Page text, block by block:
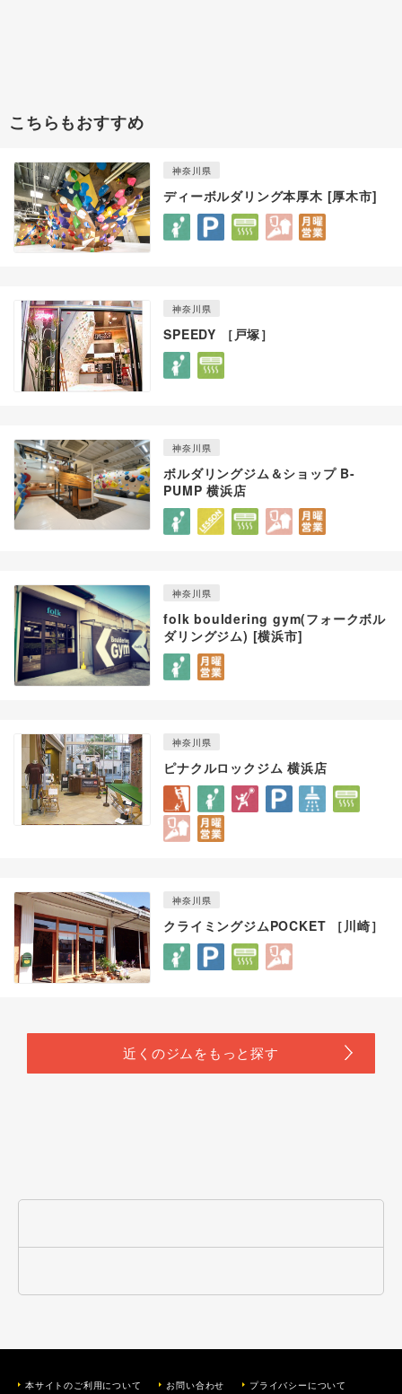
こちらもおすすめ
神奈川県
ディーボルダリング本厚木 [厚木市]
神奈川県
SPEEDY ［戸塚］
神奈川県
ボルダリングジム＆ショップ B-
PUMP 横浜店
神奈川県
folk bouldering gym(フォークボル
ダリングジム) [横浜市]
神奈川県
ピナクルロックジム 横浜店
神奈川県
クライミングジムPOCKET ［川崎］
本サイトのご利用について お問い合わせ プライバシーについて